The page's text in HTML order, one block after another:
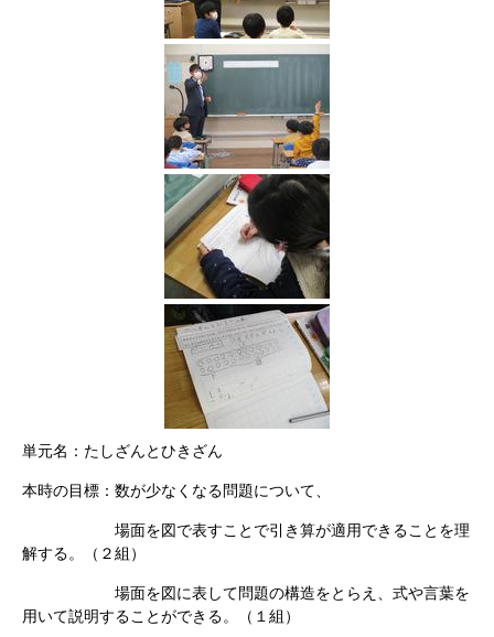
単元名：たしざんとひきざん
本時の目標：数が少なくなる問題について、
場面を図で表すことで引き算が適用できることを理
解する。（２組）
場面を図に表して問題の構造をとらえ、式や言葉を
用いて説明することができる。（１組）